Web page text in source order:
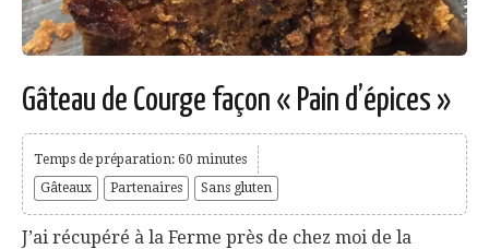
Gâteau de Courge façon « Pain d’épices »
Temps de préparation: 60 minutes
Gâteaux
Partenaires Sans gluten
J’ai récupéré à la Ferme près de chez moi de la